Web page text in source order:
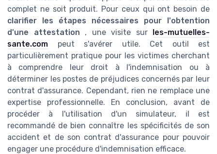
complet ne soit produit. Pour ceux qui ont besoin de
clarifier les étapes nécessaires pour l'obtention
d'une attestation , une visite sur les-mutuelles-
sante.com peut s'avérer utile. Cet outil est
particulièrement pratique pour les victimes cherchant
à comprendre leur droit à l'indemnisation ou à
déterminer les postes de préjudices concernés par leur
contrat d'assurance. Cependant, rien ne remplace une
expertise professionnelle. En conclusion, avant de
procéder à l'utilisation d'un simulateur, il est
recommandé de bien connaître les spécificités de son
accident et de son contrat d'assurance pour pouvoir
engager une procédure d'indemnisation efficace.